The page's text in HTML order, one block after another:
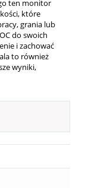
ten monitor
które
grania lub
do swoich
i zachować
to również
wyniki,